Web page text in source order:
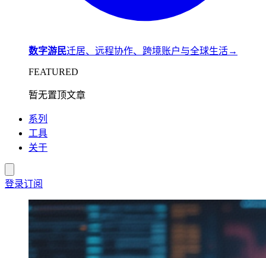
数字游民迁居、远程协作、跨境账户与全球生活→
FEATURED
暂无置顶文章
系列
工具
关于
登录订阅